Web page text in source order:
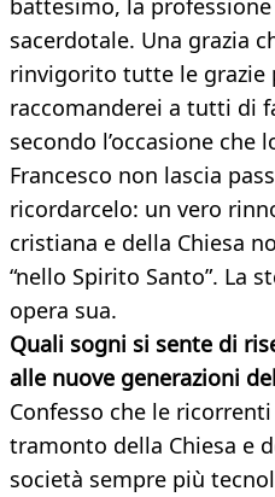
battesimo, la
sacerdotale. Una grazia
rinvigorito tutte le grazie
raccomanderei a tutti di
secondo l’occasione che
Francesco non lascia
ricordarcelo: un vero
cristiana e della Chiesa
“nello Spirito Santo”. La
opera sua.
Quali sogni si sente di
alle nuove generazioni
Confesso che le
tramonto della Chiesa e
società sempre più